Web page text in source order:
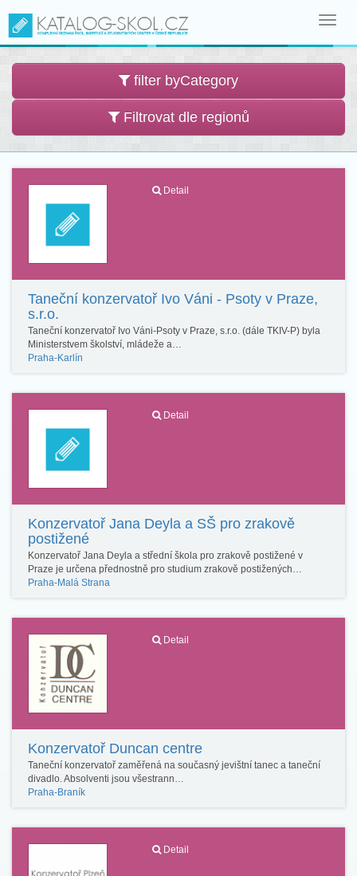
filter byCategory
Filtrovat dle regionů
Detail
Taneční konzervatoř Ivo Váni - Psoty v Praze,
s.r.o.
Taneční konzervatoř Ivo Váni-Psoty v Praze, s.r.o. (dále TKIV-P) byla
Ministerstvem školství, mládeže a…
Praha-Karlín
Detail
Konzervatoř Jana Deyla a SŠ pro zrakově
postižené
Konzervatoř Jana Deyla a střední škola pro zrakově postižené v
Praze je určena přednostně pro studium zrakově postižených…
Praha-Malá Strana
Detail
Konzervatoř Duncan centre
Taneční konzervatoř zaměřená na současný jevištní tanec a taneční
divadlo. Absolventi jsou všestrann…
Praha-Braník
Detail